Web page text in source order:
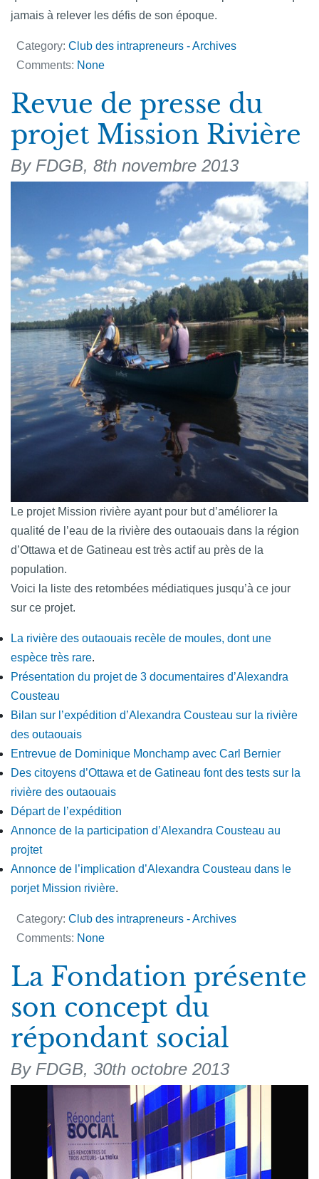
jamais à relever les défis de son époque.
Category: Club des intrapreneurs - Archives
Comments: None
Revue de presse du
projet Mission Rivière
By FDGB, 8th novembre 2013
Le projet Mission rivière ayant pour but d’améliorer la
qualité de l’eau de la rivière des outaouais dans la région
d’Ottawa et de Gatineau est très actif au près de la
population.
Voici la liste des retombées médiatiques jusqu’à ce jour
sur ce projet.
La rivière des outaouais recèle de moules, dont une
espèce très rare.
Présentation du projet de 3 documentaires d’Alexandra
Cousteau
Bilan sur l’expédition d’Alexandra Cousteau sur la rivière
des outaouais
Entrevue de Dominique Monchamp avec Carl Bernier
Des citoyens d’Ottawa et de Gatineau font des tests sur la
rivière des outaouais
Départ de l’expédition
Annonce de la participation d’Alexandra Cousteau au
projtet
Annonce de l’implication d’Alexandra Cousteau dans le
porjet Mission rivière.
Category: Club des intrapreneurs - Archives
Comments: None
La Fondation présente
son concept du
répondant social
By FDGB, 30th octobre 2013